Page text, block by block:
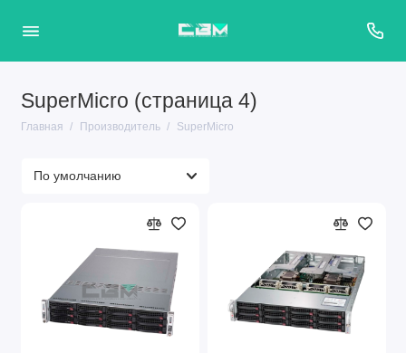
SuperMicro (страница 4)
Главная Производитель SuperMicro